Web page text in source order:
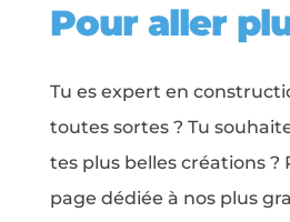
Pour aller
Tu es expert en
toutes sortes ? Tu
tes plus belles créations ?
page dédiée à nos plus